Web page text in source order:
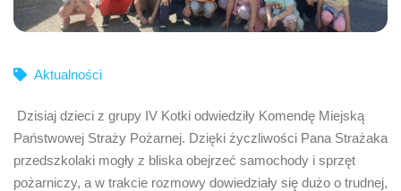
Aktualności
Dzisiaj dzieci z grupy IV Kotki odwiedziły Komendę Miejską
Państwowej Straży Pożarnej. Dzięki życzliwości Pana Strażaka
przedszkolaki mogły z bliska obejrzeć samochody i sprzęt
pożarniczy, a w trakcie rozmowy dowiedziały się dużo o trudnej,